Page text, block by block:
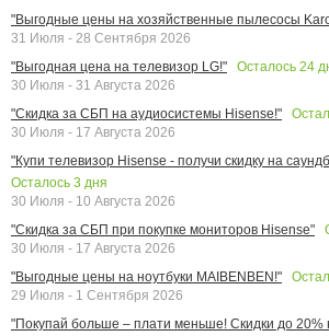
"Выгодные цены на хозяйственные пылесосы
31 Июля - 28 Сентября 2026
"Выгодная цена на телевизор LG!"
Осталось 24
30 Июля - 31 Августа 2026
"Скидка за СБП на аудиосистемы Hisense!"
30 Июля - 17 Августа 2026
"Купи телевизор Hisense - получи скидку на
Осталось 3 дня
30 Июля - 10 Августа 2026
"Скидка за СБП при покупке мониторов Hisense"
30 Июля - 17 Августа 2026
"Выгодные цены на ноутбуки MAIBENBEN!"
29 Июля - 1 Сентября 2026
"Покупай больше – плати меньше! Скидки до 20%